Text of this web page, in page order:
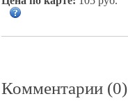
Комментарии (0)